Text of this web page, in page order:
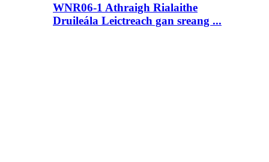
WNR06-1 Athraigh Rialaithe
Druileála Leictreach gan sreang ...